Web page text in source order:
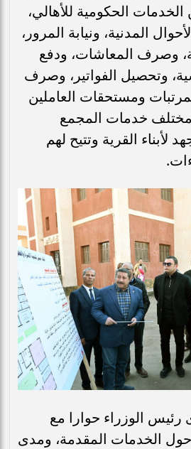
الخدمات الحكومية للأهالي،
المدنية، ونيابة المرور،
وصرف المعاشات، ودفع
وتحصيل الفواتير، وصرف
ومستحقات العاملين
مختلف خدمات المجمع
لأبناء القرية وتتيح لهم
رئيس الوزراء حوارا مع
الخدمات المقدمة، ومدى